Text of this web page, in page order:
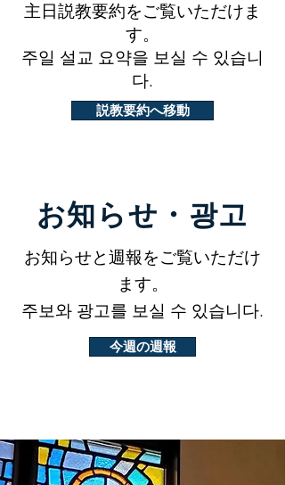
主日説教要約をご覧いただけま
す。
주일 설교 요약을 보실 수 있습니
다.
説教要約へ移動
お知らせ・광고
お知らせと週報をご覧いただけ
ます。
주보와 광고를 보실 수 있습니다.
今週の週報